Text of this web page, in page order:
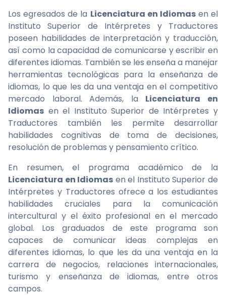
Los egresados de la Licenciatura en Idiomasen el
Instituto Superior de Intérpretes y Traductores
poseen habilidades de interpretación y traducción,
así como la capacidad de comunicarse y escribir en
diferentes idiomas. También se les enseña a manejar
herramientas tecnológicas para la enseñanza de
idiomas, lo que les da una ventaja en el competitivo
mercado laboral. Además, la Licenciatura en
Idiomas en el Instituto Superior de Intérpretes y
Traductores también les permite desarrollar
habilidades cognitivas de toma de decisiones,
resolución de problemas y pensamiento crítico.
En resumen, el programa académico de la
Licenciatura en Idiomas en el Instituto Superior de
Intérpretes y Traductores ofrece a los estudiantes
habilidades cruciales para la comunicación
intercultural y el éxito profesional en el mercado
global. Los graduados de este programa son
capaces de comunicar ideas complejas en
diferentes idiomas, lo que les da una ventaja en la
carrera de negocios, relaciones internacionales,
turismo y enseñanza de idiomas, entre otros
campos.